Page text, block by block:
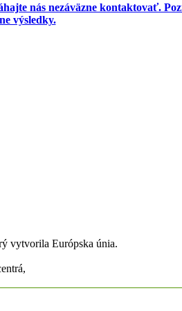
nás nezáväzne kontaktovať.
výsledky.
vytvorila Európska únia.